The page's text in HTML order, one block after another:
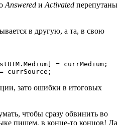
Answered и Activated перепутаны
в другую, а та, в свою
= currMedium;
currSource;
зато ошибки в итоговых
чтобы сразу обвинить во
пишем, в конце-то концов! Да